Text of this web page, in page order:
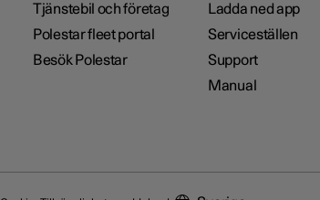
Tjänstebil och företag
Polestar fleet portal
Besök Polestar
Ladda ned app
Serviceställen
Support
Manual